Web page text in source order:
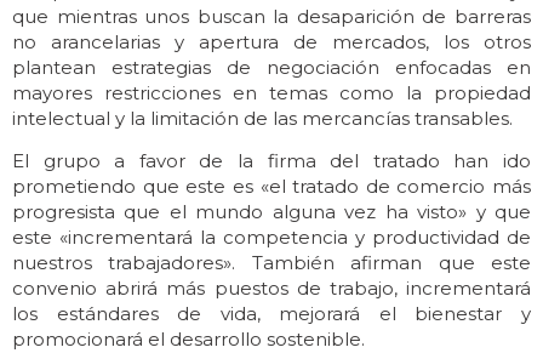
que mientras unos buscan la desaparición de barreras
no arancelarias y apertura de mercados, los otros
plantean estrategias de negociación enfocadas en
mayores restricciones en temas como la propiedad
intelectual y la limitación de las mercancías transables.
El grupo a favor de la firma del tratado han ido
prometiendo que este es «el tratado de comercio más
progresista que el mundo alguna vez ha visto» y que
este «incrementará la competencia y productividad de
nuestros trabajadores». También afirman que este
convenio abrirá más puestos de trabajo, incrementará
los estándares de vida, mejorará el bienestar y
promocionará el desarrollo sostenible.